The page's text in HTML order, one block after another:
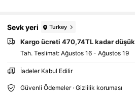
Sevk yeri Turkey
Kargo ücreti 470,74TL kadar düşük
Tah. Teslimat: Ağustos 16 - Ağustos 19
İadeler Kabul Edilir
Güvenli Ödemeler · Gizlilik koruması